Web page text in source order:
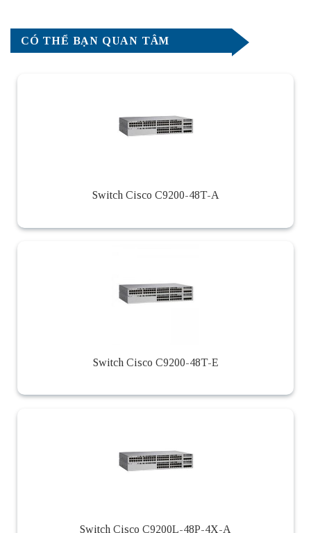
CÓ THỂ BẠN QUAN TÂM
Switch Cisco C9200-48T-A
Switch Cisco C9200-48T-E
Switch Cisco C9200L-48P-4X-A